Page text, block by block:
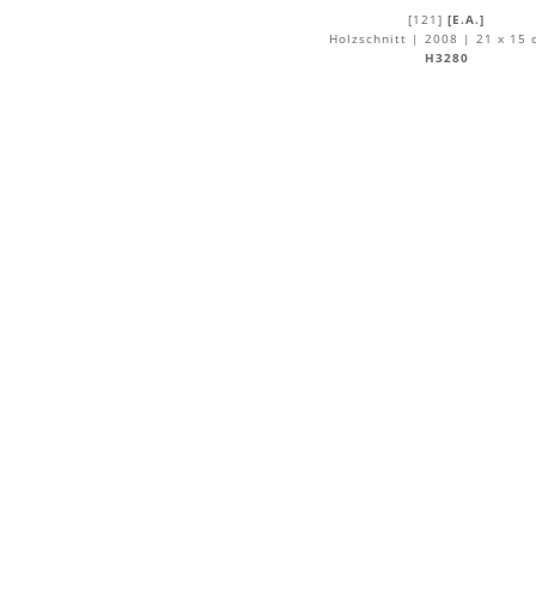
[121] [E.A.]
Holzschnitt | 2008 | 21 x 15
H3280